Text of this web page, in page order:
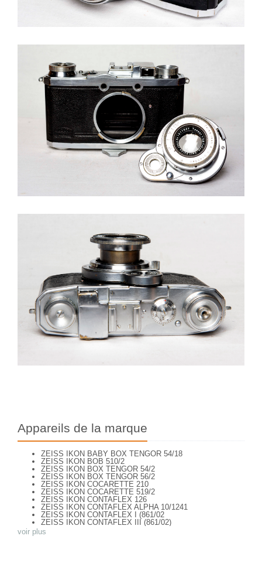
Appareils de la marque
ZEISS IKON BABY BOX TENGOR 54/18
ZEISS IKON BOB 510/2
ZEISS IKON BOX TENGOR 54/2
ZEISS IKON BOX TENGOR 56/2
ZEISS IKON COCARETTE 210
ZEISS IKON COCARETTE 519/2
ZEISS IKON CONTAFLEX 126
ZEISS IKON CONTAFLEX ALPHA 10/1241
ZEISS IKON CONTAFLEX I (861/02
ZEISS IKON CONTAFLEX III (861/02)
ZEISS IKON CONTAFLEX IV
voir plus